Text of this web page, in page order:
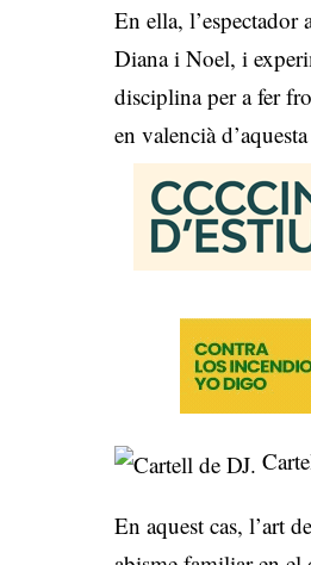
En ella, l’espectador
Diana i Noel, i
disciplina per a fer
en valencià
En aquest cas, l’art